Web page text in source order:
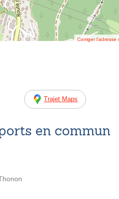
Corriger
Trajet Maps
en commun